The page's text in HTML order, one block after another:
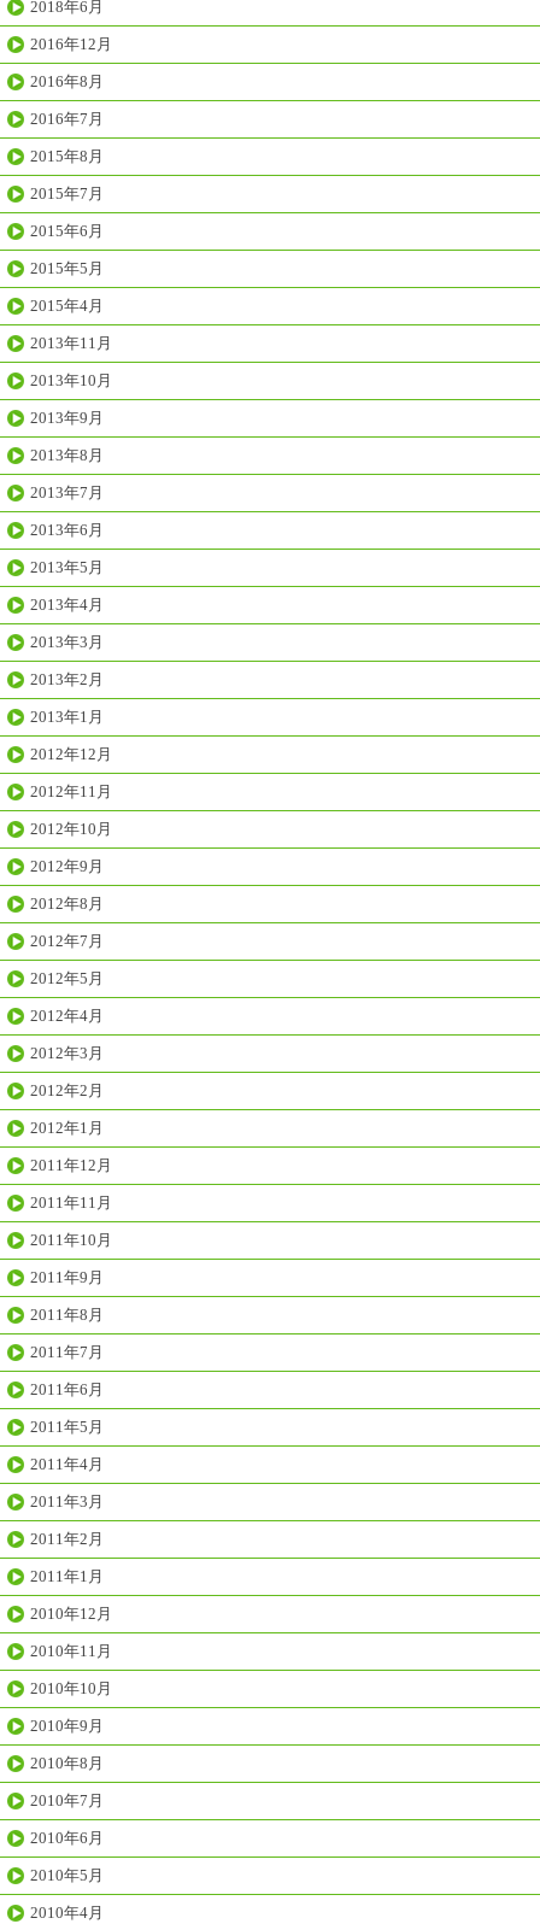
2018年6月
2016年12月
2016年8月
2016年7月
2015年8月
2015年7月
2015年6月
2015年5月
2015年4月
2013年11月
2013年10月
2013年9月
2013年8月
2013年7月
2013年6月
2013年5月
2013年4月
2013年3月
2013年2月
2013年1月
2012年12月
2012年11月
2012年10月
2012年9月
2012年8月
2012年7月
2012年5月
2012年4月
2012年3月
2012年2月
2012年1月
2011年12月
2011年11月
2011年10月
2011年9月
2011年8月
2011年7月
2011年6月
2011年5月
2011年4月
2011年3月
2011年2月
2011年1月
2010年12月
2010年11月
2010年10月
2010年9月
2010年8月
2010年7月
2010年6月
2010年5月
2010年4月